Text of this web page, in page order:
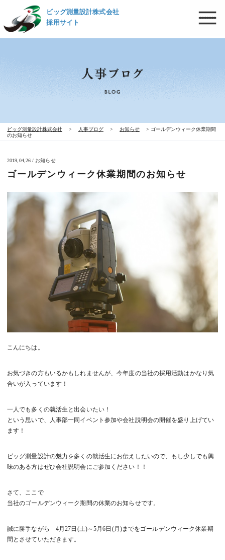
ビッグ測量設計株式会社
採用サイト
ビッグ測量設計株式会社 > 人事ブログ > お知らせ > ゴールデンウィーク休業期間
のお知らせ
2019,04,26 / お知らせ
ゴールデンウィーク休業期間のお知らせ
こんにちは。
お気づきの方もいるかもしれませんが、今年度の当社の採用活動はかなり気
合いが入っています！
一人でも多くの就活生と出会いたい！
という思いで、人事部一同イベント参加や会社説明会の開催を盛り上げてい
ます！
ビッグ測量設計の魅力を多くの就活生にお伝えしたいので、もし少しでも興
味のある方はぜひ会社説明会にご参加ください！！
さて、ここで
当社のゴールデンウィーク期間の休業のお知らせです。
誠に勝手ながら 4月27日(土)～5月6日(月)までをゴールデンウィーク休業期
間とさせていただきます。